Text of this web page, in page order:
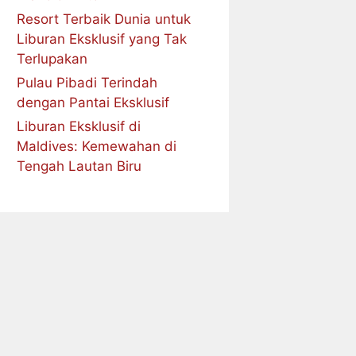
Resort Terbaik Dunia untuk
Liburan Eksklusif yang Tak
Terlupakan
Pulau Pibadi Terindah
dengan Pantai Eksklusif
Liburan Eksklusif di
Maldives: Kemewahan di
Tengah Lautan Biru